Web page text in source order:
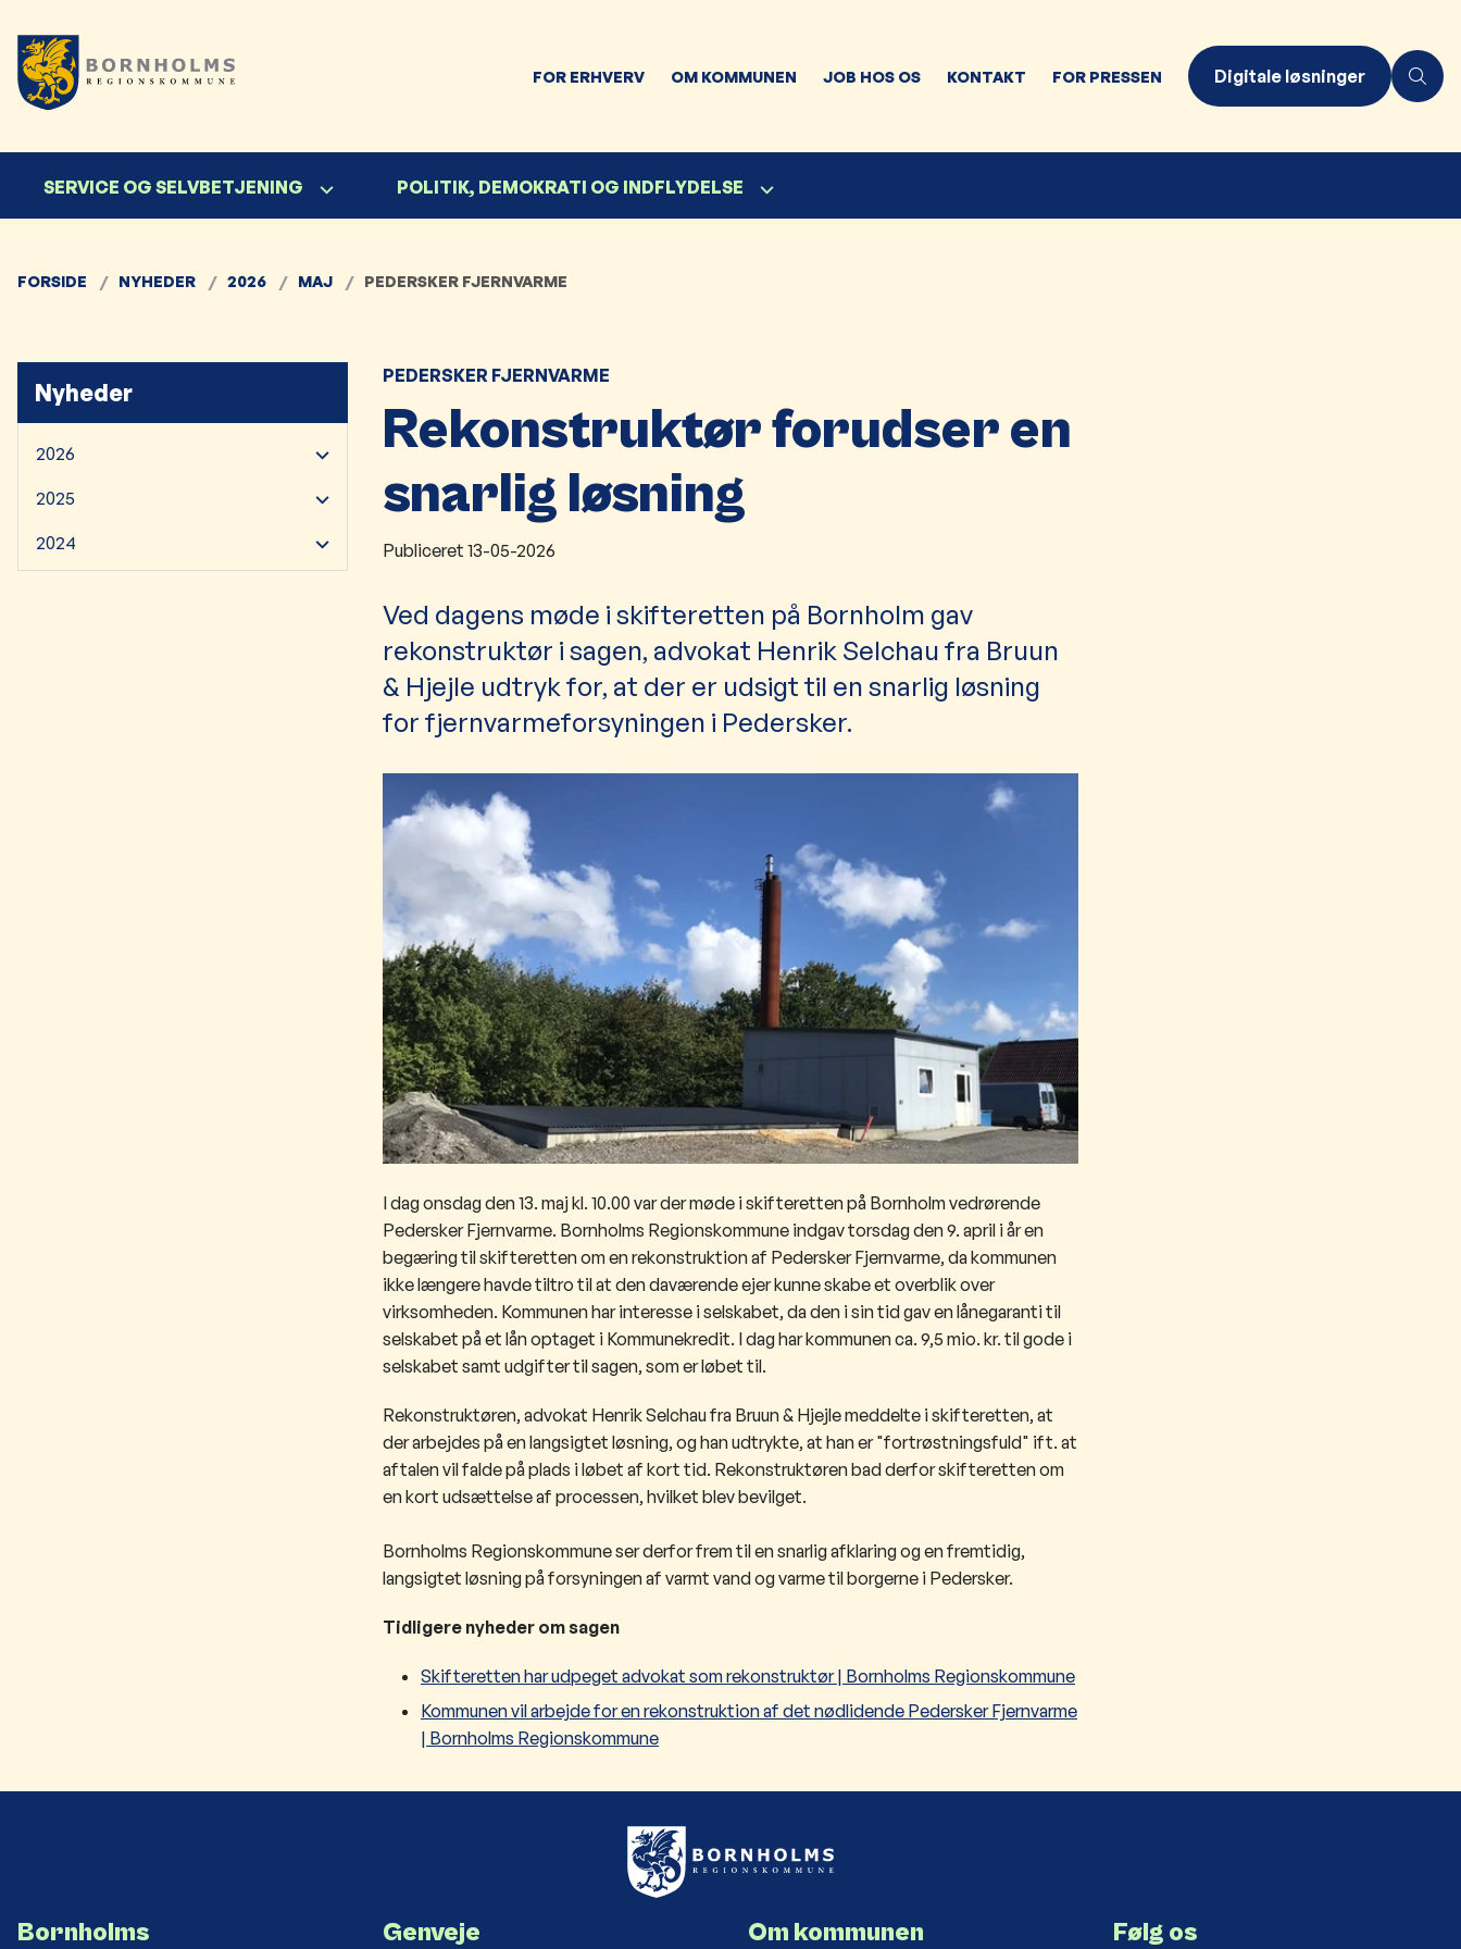
FOR ERHVERV OM KOMMUNEN JOB HOS OS KONTAKT FOR PRESSEN Digitale løsninger
SERVICE OG SELVBETJENING POLITIK, DEMOKRATI OG INDFLYDELSE
FORSIDE NYHEDER 2026 MAJ PEDERSKER FJERNVARME
Nyheder
2026
2025
2024
PEDERSKER FJERNVARME
Rekonstruktør forudser en
snarlig løsning
Publiceret 13-05-2026
Ved dagens møde i skifteretten på Bornholm gav
rekonstruktør i sagen, advokat Henrik Selchau fra Bruun
& Hjejle udtryk for, at der er udsigt til en snarlig løsning
for fjernvarmeforsyningen i Pedersker.
I dag onsdag den 13. maj kl. 10.00 var der møde i skifteretten på Bornholm vedrørende
Pedersker Fjernvarme. Bornholms Regionskommune indgav torsdag den 9. april i år en
begæring til skifteretten om en rekonstruktion af Pedersker Fjernvarme, da kommunen
ikke længere havde tiltro til at den daværende ejer kunne skabe et overblik over
virksomheden. Kommunen har interesse i selskabet, da den i sin tid gav en lånegaranti til
selskabet på et lån optaget i Kommunekredit. I dag har kommunen ca. 9,5 mio. kr. til gode i
selskabet samt udgifter til sagen, som er løbet til.
Rekonstruktøren, advokat Henrik Selchau fra Bruun & Hjejle meddelte i skifteretten, at
der arbejdes på en langsigtet løsning, og han udtrykte, at han er "fortrøstningsfuld" ift. at
aftalen vil falde på plads i løbet af kort tid. Rekonstruktøren bad derfor skifteretten om
en kort udsættelse af processen, hvilket blev bevilget.
Bornholms Regionskommune ser derfor frem til en snarlig afklaring og en fremtidig,
langsigtet løsning på forsyningen af varmt vand og varme til borgerne i Pedersker.
Tidligere nyheder om sagen
Skifteretten har udpeget advokat som rekonstruktør | Bornholms Regionskommune
Kommunen vil arbejde for en rekonstruktion af det nødlidende Pedersker Fjernvarme
| Bornholms Regionskommune
Bornholms Genveje Om kommunen Følg os